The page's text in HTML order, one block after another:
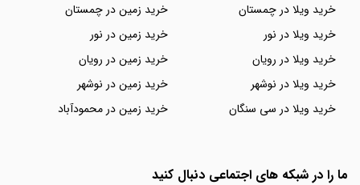
خرید ویلا در چمستان
خرید ویلا در نور
خرید ویلا در رویان
خرید ویلا در نوشهر
خرید ویلا در سی سنگان
خرید زمین در چمستان
خرید زمین در نور
خرید زمین در رویان
خرید زمین در نوشهر
خرید زمین در محمودآباد
ما را در شبکه های اجتماعی دنبال کنید